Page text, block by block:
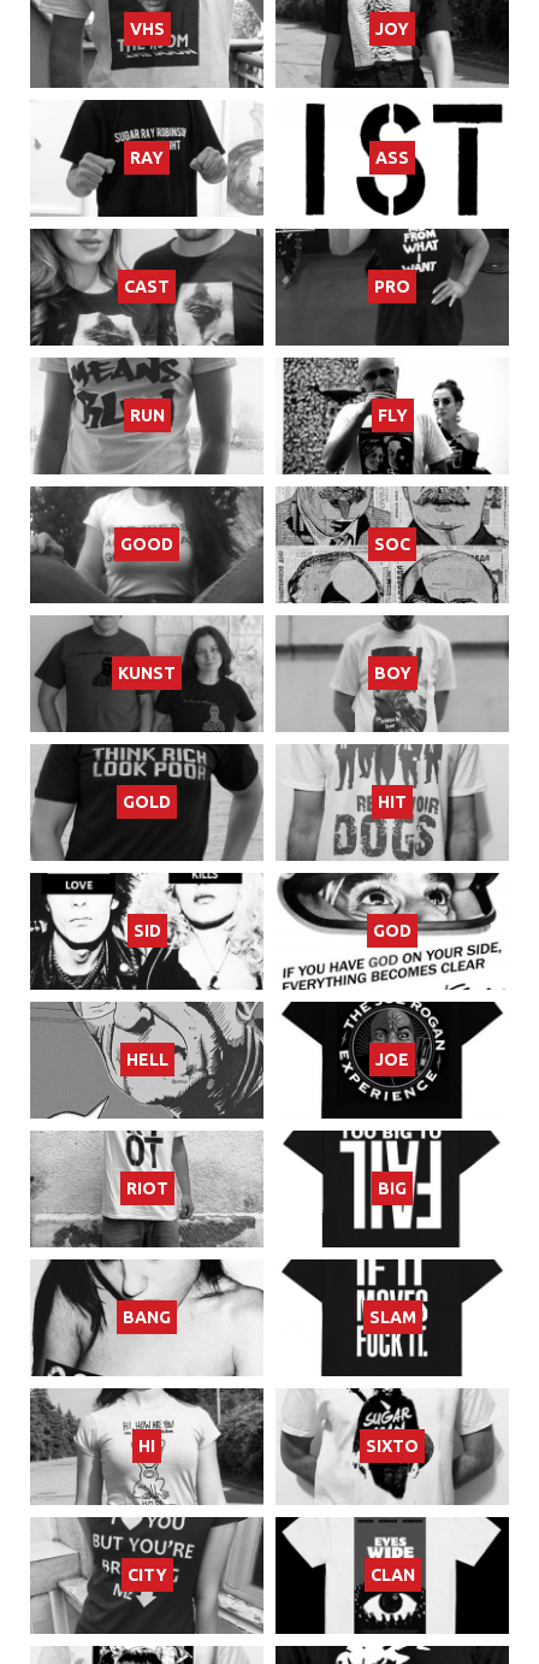
VHS JOY
RAY ASS
CAST PRO
RUN FLY
GOOD SOC
KUNST BOY
GOLD HIT
SID GOD
HELL JOE
RIOT BIG
BANG SLAM
HI SIXTO
CITY CLAN